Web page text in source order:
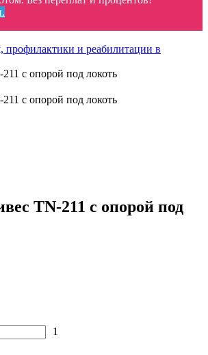
профилактики и реабилитации в
с опорой под локоть
с опорой под локоть
TN-211 с опорой под
1